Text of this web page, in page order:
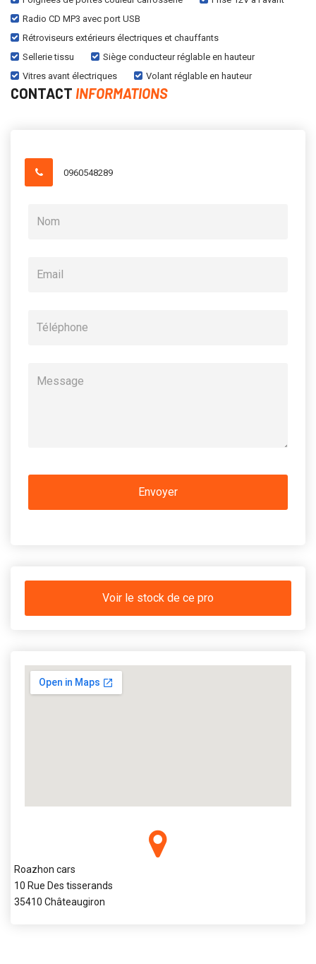
Radio CD MP3 avec port USB
Rétroviseurs extérieurs électriques et chauffants
Sellerie tissu
Siège conducteur réglable en hauteur
Vitres avant électriques
Volant réglable en hauteur
CONTACT INFORMATIONS
0960548289
Voir le stock de ce pro
Roazhon cars
10 Rue Des tisserands
35410 Châteaugiron